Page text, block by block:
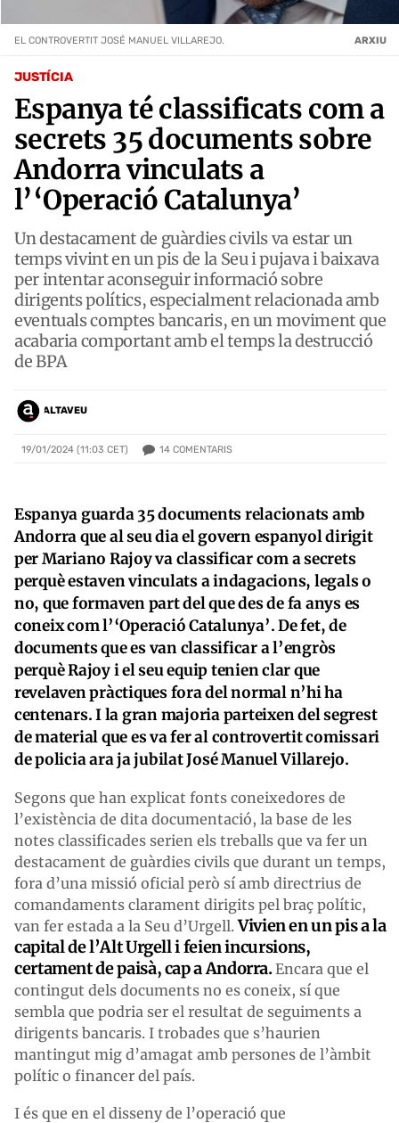
JUSTÍCIA
Espanya té classificats com a
secrets 35 documents sobre
Andorra vinculats a
l’‘Operació Catalunya’
Un destacament de guàrdies civils va estar un
temps vivint en un pis de la Seu i pujava i baixava
per intentar aconseguir informació sobre
dirigents polítics, especialment relacionada amb
eventuals comptes bancaris, en un moviment que
acabaria comportant amb el temps la destrucció
de BPA
ALTAVEU
19/01/2024 (11:03 CET) 14 COMENTARIS
EL CONTROVERTIT JOSÉ MANUEL VILLAREJO. ARXIU
Espanya guarda 35 documents relacionats amb
Andorra que al seu dia el govern espanyol dirigit
per Mariano Rajoy va classificar com a secrets
perquè estaven vinculats a indagacions, legals o
no, que formaven part del que des de fa anys es
coneix com l’‘Operació Catalunya’. De fet, de
documents que es van classificar a l’engròs
perquè Rajoy i el seu equip tenien clar que
revelaven pràctiques fora del normal n’hi ha
centenars. I la gran majoria parteixen del segrest
de material que es va fer al controvertit comissari
de policia ara ja jubilat José Manuel Villarejo.
Segons que han explicat fonts coneixedores de
l’existència de dita documentació, la base de les
notes classificades serien els treballs que va fer un
destacament de guàrdies civils que durant un temps,
fora d’una missió oficial però sí amb directrius de
comandaments clarament dirigits pel braç polític,
van fer estada a la Seu d’Urgell.Vivien en un pis a la
capital de l’Alt Urgell i feien incursions,
certament de paisà, cap a Andorra.Encara que el
contingut dels documents no es coneix, sí que
sembla que podria ser el resultat de seguiments a
dirigents bancaris. I trobades que s’haurien
mantingut mig d’amagat amb persones de l’àmbit
polític o financer del país.
I és que en el disseny de l’operació que